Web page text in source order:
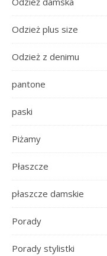
Odzież plus size
Odzież z denimu
pantone
paski
Piżamy
Płaszcze
płaszcze damskie
Porady
Porady stylistki